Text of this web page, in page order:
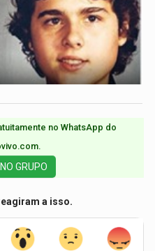
no WhatsApp do
GRUPO
a isso.